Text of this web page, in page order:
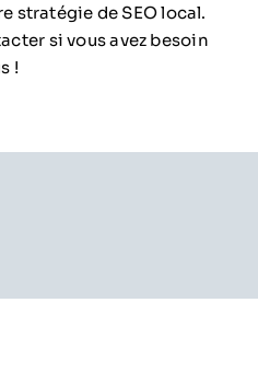
stratégie de SEO local.
si vous avez besoin
!